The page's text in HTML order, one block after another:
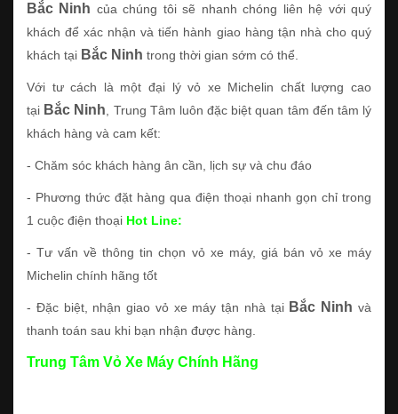
Bắc Ninh của chúng tôi sẽ nhanh chóng liên hệ với quý
khách để xác nhận và tiến hành giao hàng tận nhà cho quý
khách tại Bắc Ninh trong thời gian sớm có thể.
Với tư cách là một đại lý vỏ xe Michelin chất lượng cao
tại Bắc Ninh , Trung Tâm luôn đặc biệt quan tâm đến tâm lý
khách hàng và cam kết:
- Chăm sóc khách hàng ân cần, lịch sự và chu đáo
- Phương thức đặt hàng qua điện thoại nhanh gọn chỉ trong
1 cuộc điện thoại Hot Line:
- Tư vấn về thông tin chọn vỏ xe máy, giá bán vỏ xe máy
Michelin chính hãng tốt
- Đặc biệt, nhận giao vỏ xe máy tận nhà tại Bắc Ninh và
thanh toán sau khi bạn nhận được hàng.
Trung Tâm Vỏ Xe Máy Chính Hãng